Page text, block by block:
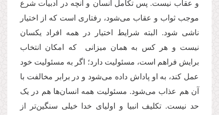
و عقاب نیست. پس تکامل انسان و آنچه در ادبیات شرع
موجب ثواب و عقاب می‌شود، رفتاری است که از اختیار
ناشی شود. البته شرایط اختیار در همه افراد یكسان
نیست و هر کس به همان میزانی که امکان انتخاب
برایش فراهم است، مسئولیت دارد؛ اگر به مسئولیت خود
عمل کند، به او پاداش داده می‌شود و در برابر مخالفت با
آن هم عذاب می‌شود. مسئولیت همه انسان‌ها هم در یک
حد نیست. تکلیف انبیا و اولیای خدا خیلی سنگین‌تر از